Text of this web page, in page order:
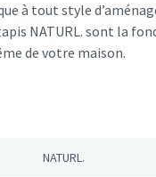
à tout style
NATURL. sont la
de votre maison.
NATURL.